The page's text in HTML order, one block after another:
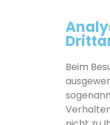
Beim